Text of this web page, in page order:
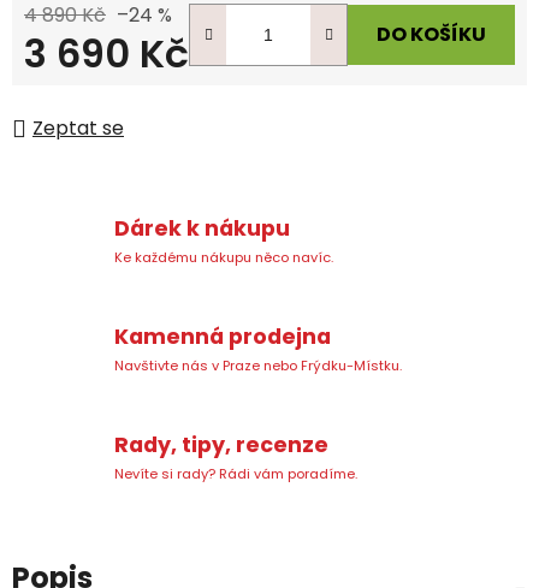
4 890 Kč –24 %
3 690 Kč DO KOŠÍKU
Zeptat se
Dárek k nákupu
Ke každému nákupu něco navíc.
Kamenná prodejna
Navštivte nás v Praze nebo Frýdku-Místku.
Rady, tipy, recenze
Nevíte si rady? Rádi vám poradíme.
Popis